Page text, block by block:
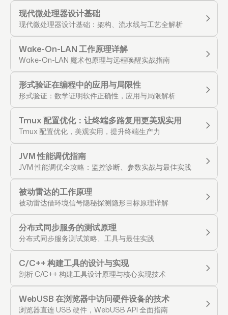
现代微处理器设计基础
现代微处理器设计基础：架构、流水线与工艺全解析
Wake-On-LAN 工作原理详解
Wake-On-LAN 魔术包原理与远程唤醒实战指南
形式验证在编程中的应用与局限性
形式验证：数学证明软件正确性，应用与局限解析
Tmux 配置优化：让终端多路复用更美观实用
Tmux 配置优化，美观实用，提升终端生产力
JVM 性能调优指南
JVM 性能调优全攻略：监控诊断、参数实战与最佳实践
被动雷达的工作原理
被动雷达借环境信号隐秘探测隐形目标原理详解
分布式同步服务的测试原理
分布式同步服务测试策略、工具与最佳实践
C/C++ 构建工具的设计与实现
剖析 C/C++ 构建工具设计原理与核心实现技术
WebUSB 在浏览器中访问硬件设备的技术
浏览器直连 USB 硬件，WebUSB API 全面指南